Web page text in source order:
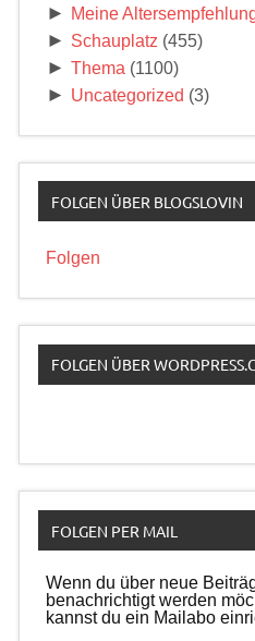
► Meine
► Schauplatz (455)
► Thema (1100)
► Uncategorized (3)
FOLGEN ÜBER BLOGSLOVIN
Folgen
FOLGEN ÜBER
FOLGEN PER MAIL
Wenn du über neue
benachrichtigt werden
kannst du ein Mailabo